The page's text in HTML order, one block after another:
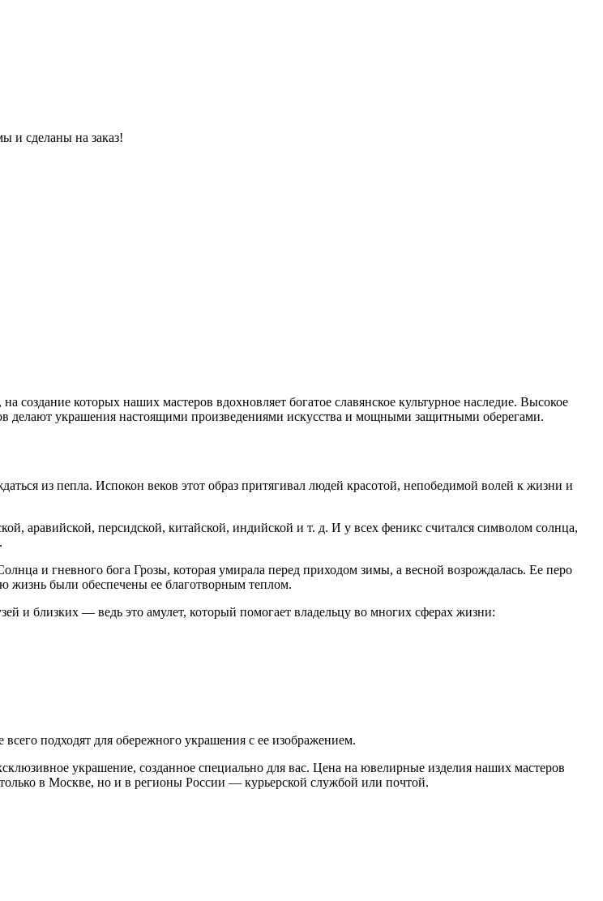
и сделаны на заказ!
которых наших мастеров вдохновляет богатое славянское культурное наследие. Высокое
делают украшения настоящими произведениями искусства и мощными защитными оберегами.
из пепла. Испокон веков этот образ притягивал людей красотой, непобедимой волей к жизни и
аравийской, персидской, китайской, индийской и т. д. И у всех феникс считался символом солнца,
и гневного бога Грозы, которая умирала перед приходом зимы, а весной возрождалась. Ее перо
жизнь были обеспечены ее благотворным теплом.
и близких — ведь это амулет, который помогает владельцу во многих сферах жизни:
подходят для обережного украшения с ее изображением.
украшение, созданное специально для вас. Цена на ювелирные изделия наших мастеров
в Москве, но и в регионы России — курьерской службой или почтой.